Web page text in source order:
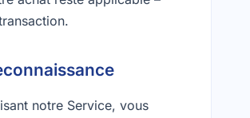
notre Service, vous